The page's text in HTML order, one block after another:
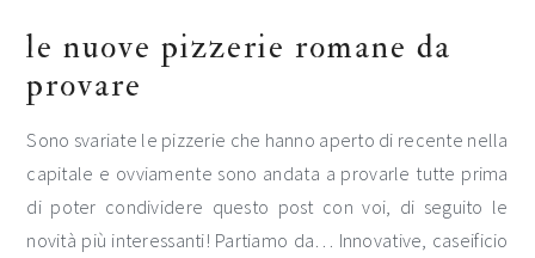
le nuove pizzerie romane da
provare
Sono svariate le pizzerie che hanno aperto di recente nella
capitale e ovviamente sono andata a provarle tutte prima
di poter condividere questo post con voi, di seguito le
novità più interessanti! Partiamo da… Innovative, caseificio